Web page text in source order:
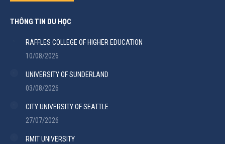
THÔNG TIN DU HỌC
RAFFLES COLLEGE OF HIGHER EDUCATION
10/08/2026
UNIVERSITY OF SUNDERLAND
03/08/2026
CITY UNIVERSITY OF SEATTLE
27/07/2026
RMIT UNIVERSITY